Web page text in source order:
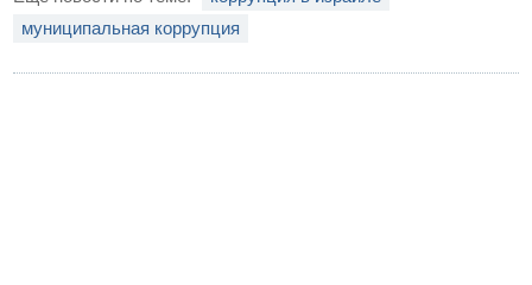
муниципальная коррупция